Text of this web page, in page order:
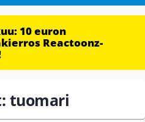
10 euron
Reactoonz-
tuomari